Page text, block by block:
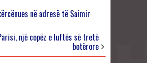
në adresë të Saimir
një copëz e luftës së tretë
botërore